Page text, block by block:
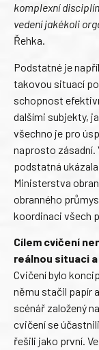
komplexní
vedení jakékoli
Řehka.
Podstatné je
takovou situací
schopnost
dalšími subjekty,
všechno je pro
naprosto
podstatná
Ministerstva
obranného
koordinaci všech
Cílem cvičení
reálnou situaci
Cvičení bylo
němu stačil papír
scénář založený
cvičení se
řešili jako první.